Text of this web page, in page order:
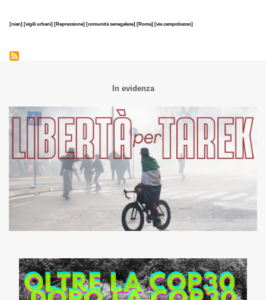
[nian] [vigili urbani] [Repressione] [comunità senegalese] [Roma] [via campobasso]
In evidenza